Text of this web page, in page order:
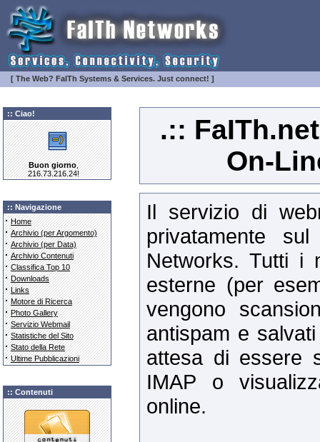
[ The Web? FaITh Systems & Services. Just connect! ]
:: Ciao!
Buon giorno,
216.73.216.24!
:: Navigazione
· Home
· Archivio (per Argomento)
· Archivio (per Data)
· Archivio Contenuti
· Classifica Top 10
· Downloads
· Links
· Motore di Ricerca
· Photo Gallery
· Servizio Webmail
· Statistiche del Sito
· Stato della Rete
· Ultime Pubblicazioni
:: Contenuti
.::
On-
Il servizio di
privatamente
Networks. Tutti i
esterne (per
vengono
antispam e
attesa di essere
IMAP o
online.